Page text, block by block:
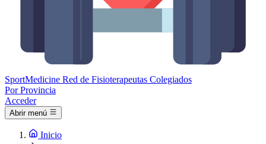
SportMedicine Red de Fisioterapeutas Colegiados
Por Provincia
Acceder
Abrir menú
Inicio